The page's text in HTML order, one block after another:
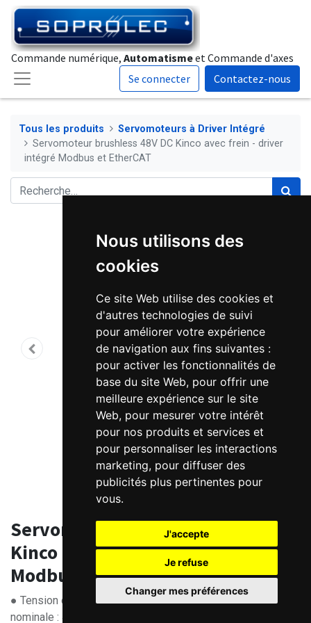
Nous utilisons des
cookies
Ce site Web utilise des cookies et
d'autres technologies de suivi
pour améliorer votre expérience
de navigation aux fins suivantes :
pour activer les fonctionnalités de
base du site Web, pour offrir une
meilleure expérience sur le site
Web, pour mesurer votre intérêt
pour nos produits et services et
pour personnaliser les interactions
marketing, pour diffuser des
publicités plus pertinentes pour
vous.
J'accepte
Je refuse
Changer mes préférences
Commande numérique, Automatismeet Commande d'axes
Se connecter
Contactez-nous
Tous les produits
Servomoteurs à Driver Intégré
Servomoteur brushless 48V DC Kinco avec frein - driver
intégré Modbus et EtherCAT
Servomoteur brushless 48V DC
Kinco avec frein - driver intégré
Modbus et EtherCAT
● Tension d'alimentation principale : 24-60 VDC. Tension
nominale : 48 V DC